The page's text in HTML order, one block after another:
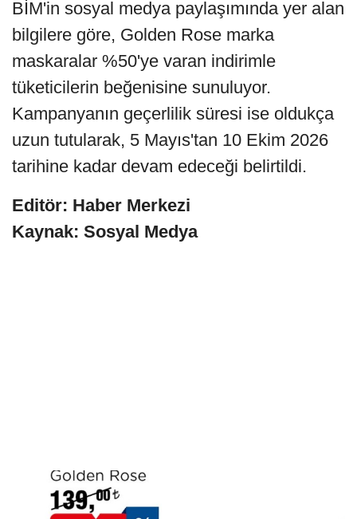
BİM'in sosyal medya paylaşımında yer alan
bilgilere göre, Golden Rose marka
maskaralar %50'ye varan indirimle
tüketicilerin beğenisine sunuluyor.
Kampanyanın geçerlilik süresi ise oldukça
uzun tutularak, 5 Mayıs'tan 10 Ekim 2026
tarihine kadar devam edeceği belirtildi.
Editör: Haber Merkezi
Kaynak: Sosyal Medya